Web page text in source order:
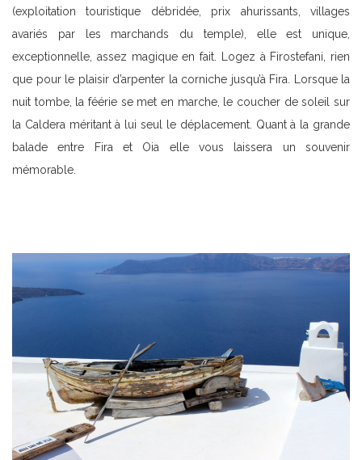
(exploitation touristique débridée, prix ahurissants, villages
avariés par les marchands du temple), elle est unique,
exceptionnelle, assez magique en fait. Logez à Firostefani, rien
que pour le plaisir d’arpenter la corniche jusqu’à Fira. Lorsque la
nuit tombe, la féérie se met en marche, le coucher de soleil sur
la Caldera méritant à lui seul le déplacement. Quant à la grande
balade entre Fira et Oia elle vous laissera un souvenir
mémorable.